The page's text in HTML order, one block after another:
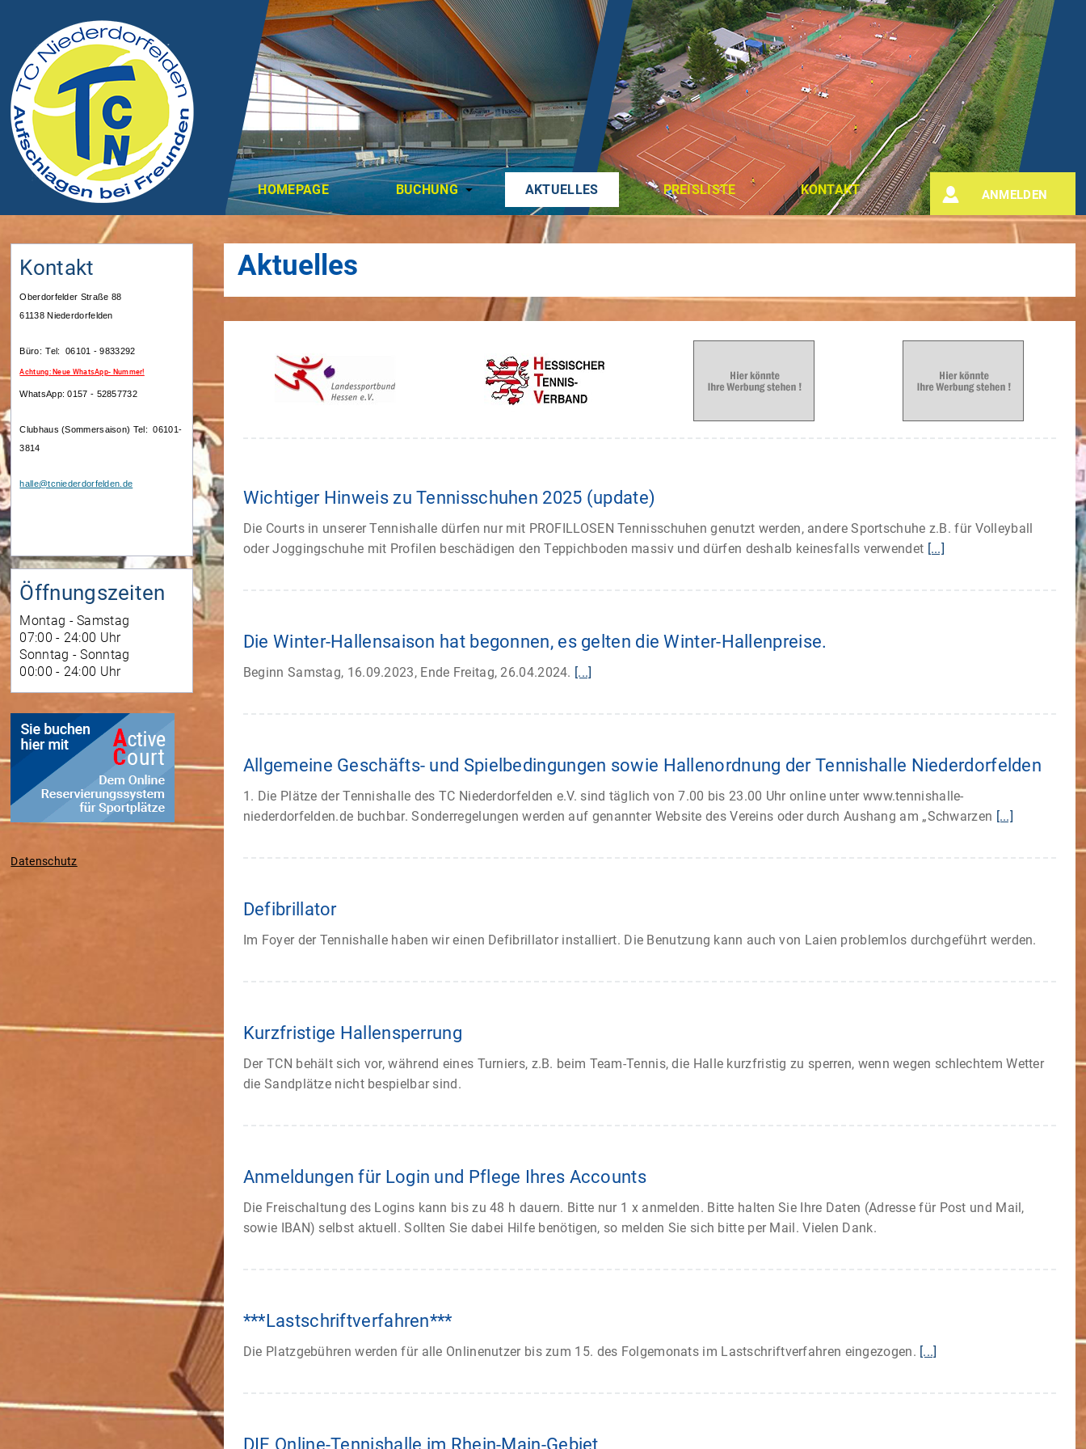
HOMEPAGE BUCHUNG AKTUELLES PREISLISTE KONTAKT ANMELDEN
Aktuelles
Wichtiger Hinweis zu Tennisschuhen 2025 (update)
Die Courts in unserer Tennishalle dürfen nur mit PROFILLOSEN Tennisschuhen genutzt werden, andere Sportschuhe z.B. für Volleyball
oder Joggingschuhe mit Profilen beschädigen den Teppichboden massiv und dürfen deshalb keinesfalls verwendet [...]
Die Winter-Hallensaison hat begonnen, es gelten die Winter-Hallenpreise.
Beginn Samstag, 16.09.2023, Ende Freitag, 26.04.2024. [...]
Allgemeine Geschäfts- und Spielbedingungen sowie Hallenordnung der Tennishalle Niederdorfelden
1. Die Plätze der Tennishalle des TC Niederdorfelden e.V. sind täglich von 7.00 bis 23.00 Uhr online unter www.tennishalle-
niederdorfelden.de buchbar. Sonderregelungen werden auf genannter Website des Vereins oder durch Aushang am „Schwarzen [...]
Defibrillator
Im Foyer der Tennishalle haben wir einen Defibrillator installiert. Die Benutzung kann auch von Laien problemlos durchgeführt werden.
Kurzfristige Hallensperrung
Der TCN behält sich vor, während eines Turniers, z.B. beim Team-Tennis, die Halle kurzfristig zu sperren, wenn wegen schlechtem Wetter
die Sandplätze nicht bespielbar sind.
Anmeldungen für Login und Pflege Ihres Accounts
Die Freischaltung des Logins kann bis zu 48 h dauern. Bitte nur 1 x anmelden. Bitte halten Sie Ihre Daten (Adresse für Post und Mail,
sowie IBAN) selbst aktuell. Sollten Sie dabei Hilfe benötigen, so melden Sie sich bitte per Mail. Vielen Dank.
***Lastschriftverfahren***
Die Platzgebühren werden für alle Onlinenutzer bis zum 15. des Folgemonats im Lastschriftverfahren eingezogen. [...]
DIE Online-Tennishalle im Rhein-Main-Gebiet
Kontakt
Oberdorfelder Straße 88
61138 Niederdorfelden
Büro: Tel: 06101 - 9833292
Achtung: Neue WhatsApp- Nummer!
WhatsApp: 0157 - 52857732
Clubhaus (Sommersaison) Tel: 06101-
3814
halle@tcniederdorfelden.de
Öffnungszeiten
Montag - Samstag
07:00 - 24:00 Uhr
Sonntag - Sonntag
00:00 - 24:00 Uhr
Datenschutz